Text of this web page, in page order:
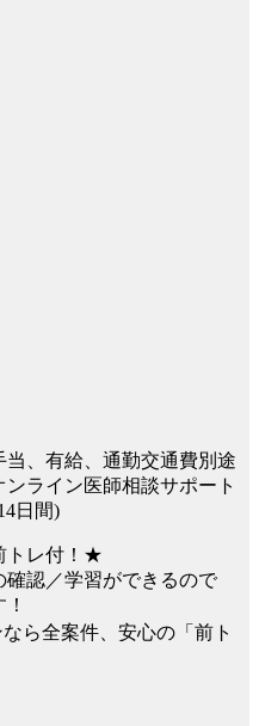
当、有給、通勤交通費別途
ライン医師相談サポート
日間)
トレ付！★
認／学習ができるので
ら全案件、安心の「前ト